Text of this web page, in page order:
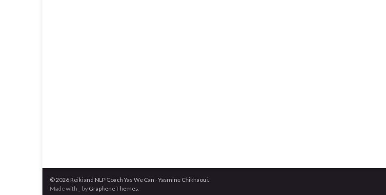
© 2026 Reiki and NLP Coach Yas We Can - Yasmine Chikhaoui.
Made with
by Graphene Themes.